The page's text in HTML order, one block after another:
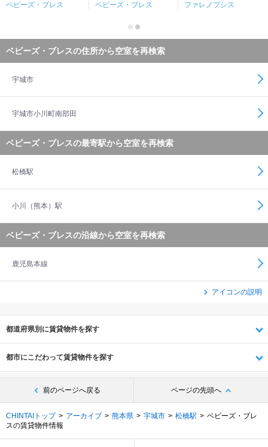
ベビーズ・ブレス ベビーズ・ブレス ファレノプシス
ベビーズ・ブレスの住所から空室を再検索
宇城市
宇城市小川町南部田
ベビーズ・ブレスの最寄駅から空室を再検索
松橋駅
小川（熊本）駅
ベビーズ・ブレスの沿線から空室を再検索
鹿児島本線
アイコンの説明
都道府県別に賃貸物件を探す
都市にこだわって賃貸物件を探す
前のページへ戻る ページの先頭へ
CHINTAIトップ アーカイブ 熊本県 宇城市 松橋駅
ベビーズ・ブレ
スの賃貸物件情報